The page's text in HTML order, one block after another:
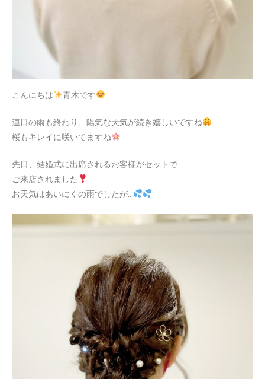
こんにちは 青木です
連日の雨も終わり、陽気な天気が続き嬉しいですね
桜もキレイに咲いてますね
先日、結婚式に出席されるお客様がセットで
ご来店されました
お天気はあいにくの雨でしたが…